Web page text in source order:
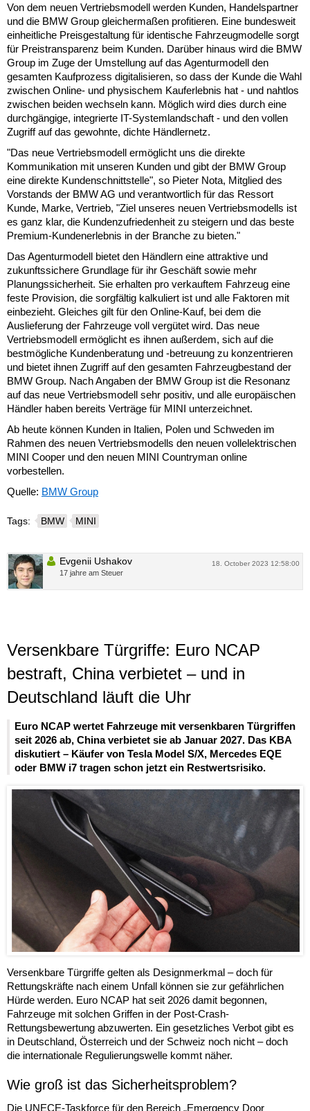
Von dem neuen Vertriebsmodell werden Kunden, Handelspartner
und die BMW Group gleichermaßen profitieren. Eine bundesweit
einheitliche Preisgestaltung für identische Fahrzeugmodelle sorgt
für Preistransparenz beim Kunden. Darüber hinaus wird die BMW
Group im Zuge der Umstellung auf das Agenturmodell den
gesamten Kaufprozess digitalisieren, so dass der Kunde die Wahl
zwischen Online- und physischem Kauferlebnis hat - und nahtlos
zwischen beiden wechseln kann. Möglich wird dies durch eine
durchgängige, integrierte IT-Systemlandschaft - und den vollen
Zugriff auf das gewohnte, dichte Händlernetz.
"Das neue Vertriebsmodell ermöglicht uns die direkte
Kommunikation mit unseren Kunden und gibt der BMW Group
eine direkte Kundenschnittstelle", so Pieter Nota, Mitglied des
Vorstands der BMW AG und verantwortlich für das Ressort
Kunde, Marke, Vertrieb, "Ziel unseres neuen Vertriebsmodells ist
es ganz klar, die Kundenzufriedenheit zu steigern und das beste
Premium-Kundenerlebnis in der Branche zu bieten."
Das Agenturmodell bietet den Händlern eine attraktive und
zukunftssichere Grundlage für ihr Geschäft sowie mehr
Planungssicherheit. Sie erhalten pro verkauftem Fahrzeug eine
feste Provision, die sorgfältig kalkuliert ist und alle Faktoren mit
einbezieht. Gleiches gilt für den Online-Kauf, bei dem die
Auslieferung der Fahrzeuge voll vergütet wird. Das neue
Vertriebsmodell ermöglicht es ihnen außerdem, sich auf die
bestmögliche Kundenberatung und -betreuung zu konzentrieren
und bietet ihnen Zugriff auf den gesamten Fahrzeugbestand der
BMW Group. Nach Angaben der BMW Group ist die Resonanz
auf das neue Vertriebsmodell sehr positiv, und alle europäischen
Händler haben bereits Verträge für MINI unterzeichnet.
Ab heute können Kunden in Italien, Polen und Schweden im
Rahmen des neuen Vertriebsmodells den neuen vollelektrischen
MINI Cooper und den neuen MINI Countryman online
vorbestellen.
Quelle: BMW Group
Tags: BMW MINI
18. October 2023 12:58:00
Evgenii Ushakov
17 jahre am Steuer
Versenkbare Türgriffe: Euro NCAP
bestraft, China verbietet – und in
Deutschland läuft die Uhr
Euro NCAP wertet Fahrzeuge mit versenkbaren Türgriffen
seit 2026 ab, China verbietet sie ab Januar 2027. Das KBA
diskutiert – Käufer von Tesla Model S/X, Mercedes EQE
oder BMW i7 tragen schon jetzt ein Restwertsrisiko.
Versenkbare Türgriffe gelten als Designmerkmal – doch für
Rettungskräfte nach einem Unfall können sie zur gefährlichen
Hürde werden. Euro NCAP hat seit 2026 damit begonnen,
Fahrzeuge mit solchen Griffen in der Post-Crash-
Rettungsbewertung abzuwerten. Ein gesetzliches Verbot gibt es
in Deutschland, Österreich und der Schweiz noch nicht – doch
die internationale Regulierungswelle kommt näher.
Wie groß ist das Sicherheitsproblem?
Die UNECE-Taskforce für den Bereich „Emergency Door